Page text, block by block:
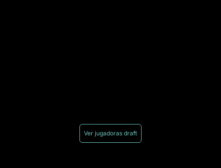
Ver jugadoras draft